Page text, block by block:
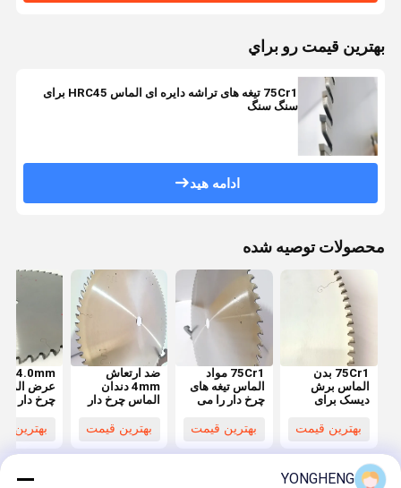
بهترين قيمت رو براي
75Cr1 تیغه های تراشه دایره ای الماس HRC45 برای
سنگ سنگ
ادامه هید
محصولات توصیه شده
75Cr1 بدن
الماس برش
دیسک برای
سنگ سنگ سنگ
بهترین قیمت
75Cr1 مواد
الماس تیغه های
چرخ دار را می
کرد مقاوم به
پوشیدن
بهترین قیمت
ضد ارتعاش
4mm دندان
الماس چرخ دار
سنگ سنگ سنگ
بهترین قیمت
عرض
چرخ دار
سنگ
بهترین
YONGHENG